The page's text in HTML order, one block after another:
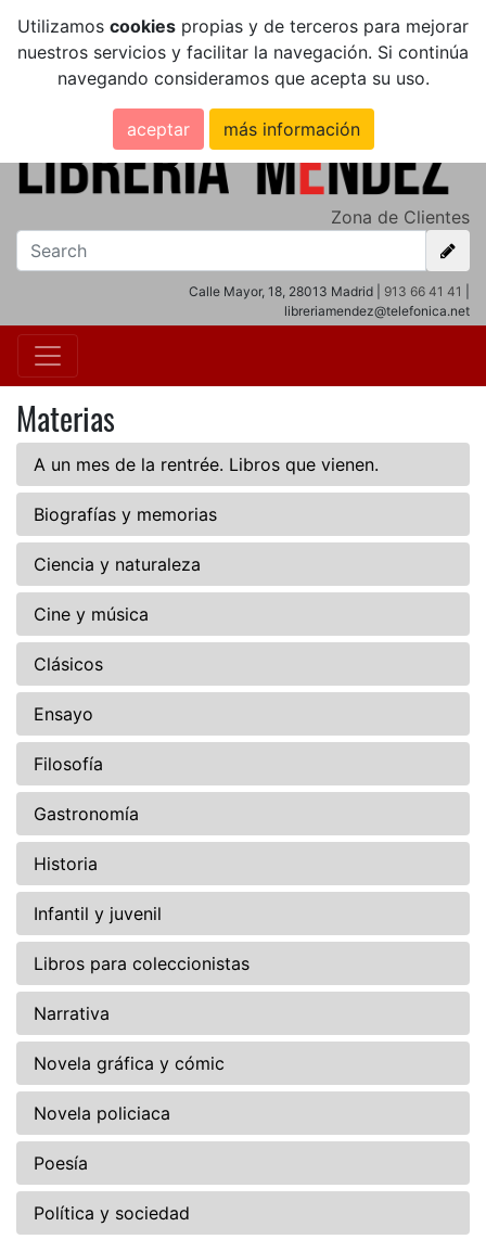
Utilizamos cookies propias y de terceros para mejorar
nuestros servicios y facilitar la navegación. Si continúa
navegando consideramos que acepta su uso.
aceptar más información
Zona de Clientes
Calle Mayor, 18, 28013 Madrid | 913 66 41 41
libreriamendez@telefonica.net
Materias
A un mes de la rentrée. Libros que vienen.
Biografías y memorias
Ciencia y naturaleza
Cine y música
Clásicos
Ensayo
Filosofía
Gastronomía
Historia
Infantil y juvenil
Libros para coleccionistas
Narrativa
Novela gráfica y cómic
Novela policiaca
Poesía
Política y sociedad